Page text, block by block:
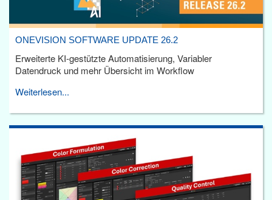
ONEVISION SOFTWARE UPDATE 26.2
Erweiterte KI-gestützte Automatisierung, Variabler
Datendruck und mehr Übersicht im Workflow
Weiterlesen...